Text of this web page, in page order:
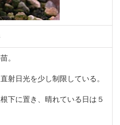
。
射日光を少し制限している。
下に置き、晴れている日は５